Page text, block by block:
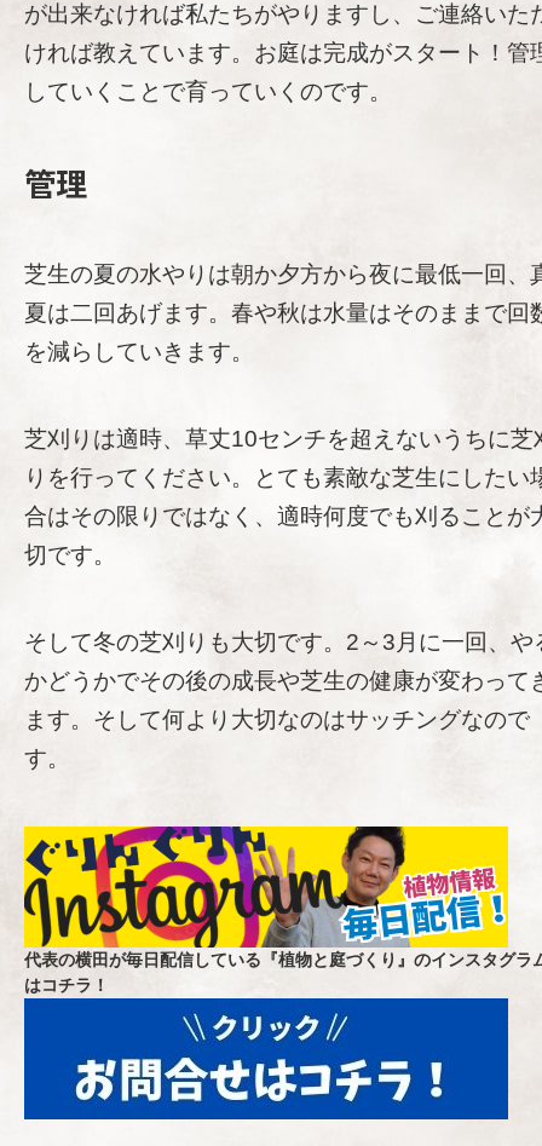
が出来なければ私たちがやりますし、ご連絡いた
ければ教えています。お庭は完成がスタート！管
していくことで育っていくのです。
管理
芝生の夏の水やりは朝か夕方から夜に最低一回、
夏は二回あげます。春や秋は水量はそのままで回
を減らしていきます。
芝刈りは適時、草丈10センチを超えないうちに芝
りを行ってください。とても素敵な芝生にしたい
合はその限りではなく、適時何度でも刈ることが
切です。
そして冬の芝刈りも大切です。2～3月に一回、や
かどうかでその後の成長や芝生の健康が変わって
ます。そして何より大切なのはサッチングなので
す。
代表の横田が毎日配信している『植物と庭づくり』のインスタグラ
はコチラ！